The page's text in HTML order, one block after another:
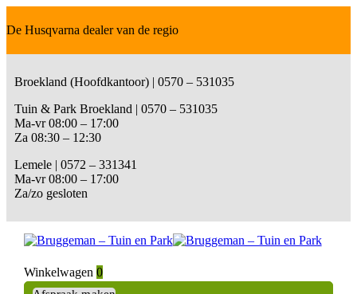
De Husqvarna dealer van de regio
Broekland (Hoofdkantoor) | 0570 – 531035
Tuin & Park Broekland | 0570 – 531035
Ma-vr 08:00 – 17:00
Za 08:30 – 12:30
Lemele | 0572 – 331341
Ma-vr 08:00 – 17:00
Za/zo gesloten
Winkelwagen 0